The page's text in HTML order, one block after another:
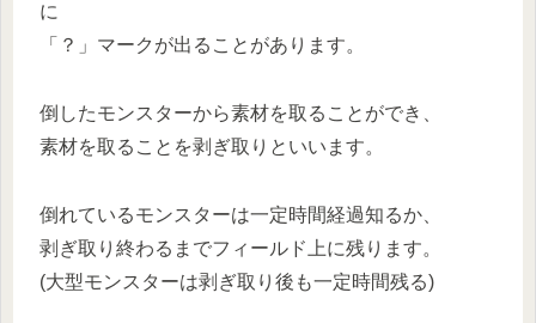
に
「？」マークが出ることがあります。
倒したモンスターから素材を取ることができ、
素材を取ることを剥ぎ取りといいます。
倒れているモンスターは一定時間経過知るか、
剥ぎ取り終わるまでフィールド上に残ります。
(大型モンスターは剥ぎ取り後も一定時間残る)